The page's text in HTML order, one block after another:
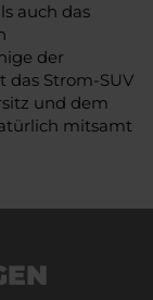
auch das
der
das Strom-SUV
und dem
mitsamt